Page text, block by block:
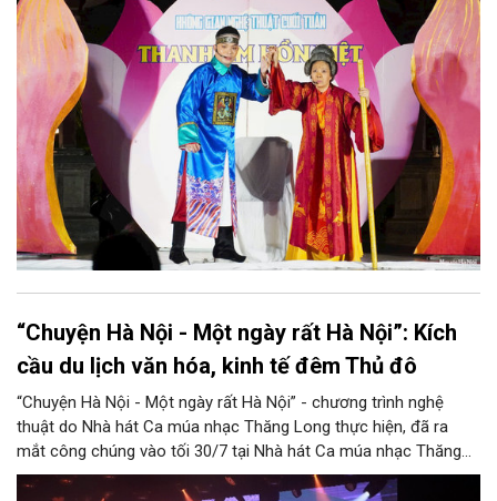
biệt, chương trình có sự giao lưu của các nghệ sĩ đến từ
phương Nam, góp phần tạo nên cuộc gặp gỡ nghệ thuật giàu
cảm xúc.
“Chuyện Hà Nội - Một ngày rất Hà Nội”: Kích
cầu du lịch văn hóa, kinh tế đêm Thủ đô
“Chuyện Hà Nội - Một ngày rất Hà Nội” - chương trình nghệ
thuật do Nhà hát Ca múa nhạc Thăng Long thực hiện, đã ra
mắt công chúng vào tối 30/7 tại Nhà hát Ca múa nhạc Thăng
Long (số 31 - 33 phố Lương Văn Can, phường Hoàn Kiếm).